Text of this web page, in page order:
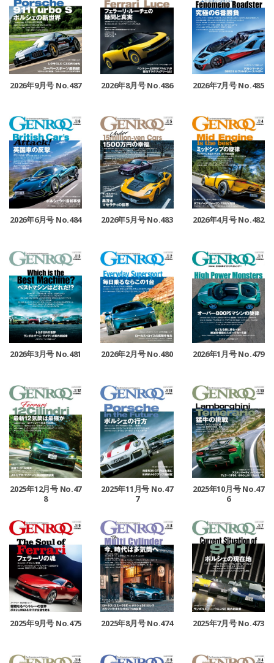
2026年9月号 No.487 2026年8月号 No.486 2026年7月号 No.485
2026年6月号 No.484 2026年5月号 No.483 2026年4月号 No.482
2026年3月号 No.481 2026年2月号 No.480 2026年1月号 No.479
2025年12月号 No.47
8
2025年11月号 No.47
7
2025年10月号 No.47
6
2025年9月号 No.475 2025年8月号 No.474 2025年7月号 No.473